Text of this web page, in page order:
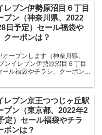
レブン伊勢原沼目６丁目
プン（神奈川県、2022
日予定）セール福袋や
クーポンは？
ープンします（神奈川県、
ンイレブン伊勢原沼目６丁目
ル福袋やチラシ、クーポンな
レブン京王つつじヶ丘駅
プン（東京都、2022年2
定）セール福袋やチラ
ポンは？